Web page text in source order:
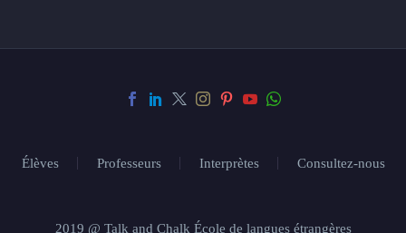
Élèves Professeurs Interprètes Consultez-nous
2019 @ Talk and Chalk École de langues étrangères